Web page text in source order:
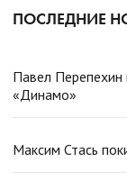
ПОСЛЕДНИЕ
Павел Перепехин
«Динамо»
Максим Стась